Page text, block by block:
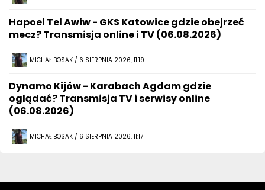
Hapoel Tel Awiw - GKS Katowice gdzie obejrzeć
mecz? Transmisja online i TV (06.08.2026)
MICHAŁ BOSAK / 6 SIERPNIA 2026, 11:19
Dynamo Kijów - Karabach Agdam gdzie
oglądać? Transmisja TV i serwisy online
(06.08.2026)
MICHAŁ BOSAK / 6 SIERPNIA 2026, 11:17